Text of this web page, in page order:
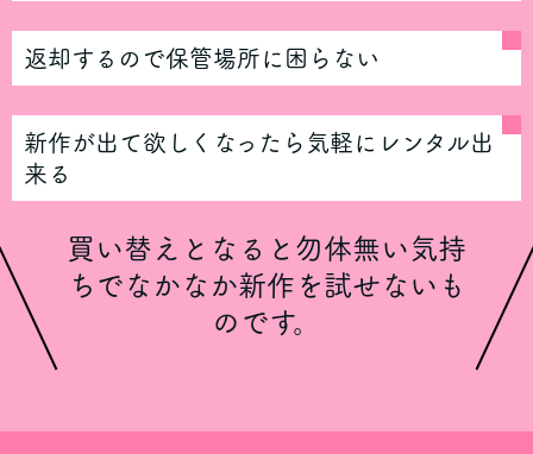
返却するので保管場所に困らない
新作が出て欲しくなったら気軽にレンタル出
来る
買い替えとなると勿体無い気持
ちでなかなか新作を試せないも
のです。